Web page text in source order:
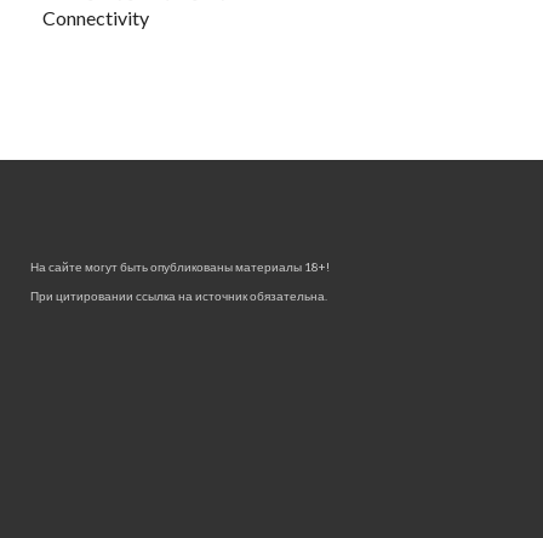
Connectivity
На сайте могут быть опубликованы материалы 18+!
При цитировании ссылка на источник обязательна.